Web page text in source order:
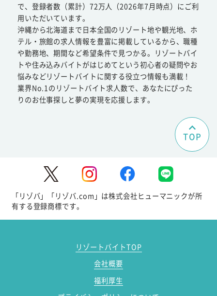
で、登録者数（累計）72万人（2026年7月時点）にご利
用いただいています。
沖縄から北海道まで日本全国のリゾート地や観光地、ホ
テル・旅館の求人情報を豊富に掲載しているから、職種
や勤務地、期間など希望条件で見つかる。リゾートバイ
トや住み込みバイトがはじめてという初心者の疑問やお
悩みなどリゾートバイトに関する役立つ情報も満載！
業界No.1のリゾートバイト求人数で、あなたにぴった
りのお仕事探しと夢の実現を応援します。
TOP
「リゾバ」「リゾバ.com」は株式会社ヒューマニックが所
有する登録商標です。
リゾートバイトTOP
会社概要
福利厚生